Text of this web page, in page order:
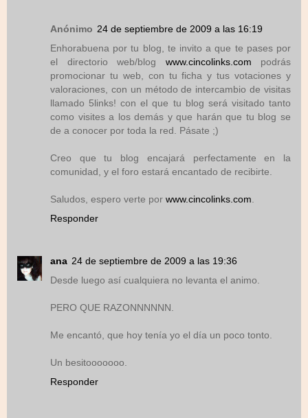
Anónimo 24 de septiembre de 2009 a las 16:19
Enhorabuena por tu blog, te invito a que te pases por
el directorio web/blog www.cincolinks.com podrás
promocionar tu web, con tu ficha y tus votaciones y
valoraciones, con un método de intercambio de visitas
llamado 5links! con el que tu blog será visitado tanto
como visites a los demás y que harán que tu blog se
de a conocer por toda la red. Pásate ;)
Creo que tu blog encajará perfectamente en la
comunidad, y el foro estará encantado de recibirte.
Saludos, espero verte por www.cincolinks.com
Responder
ana 24 de septiembre de 2009 a las 19:36
Desde luego así cualquiera no levanta el animo.
PERO QUE RAZONNNNNN.
Me encantó, que hoy tenía yo el día un poco tonto.
Un besitooooooo.
Responder